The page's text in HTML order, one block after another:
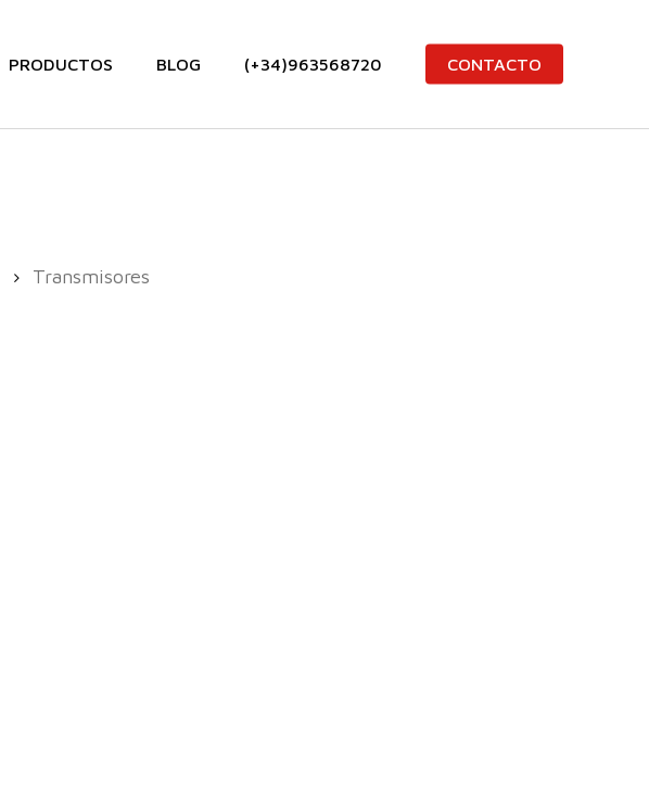
PRODUCTOS BLOG (+34)963568720 CONTACTO
Transmisores